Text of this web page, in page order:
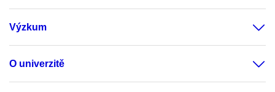
Výzkum
O univerzitě